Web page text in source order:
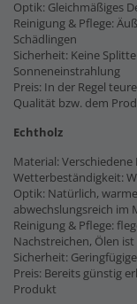
Optik: Gleichmäßiges
Reinigung & Pflege:
Schädlingen
Sicherheit: Keine
Sonneneinstrahlung
Preis: In der Regel
Qualität bzw. dem
Echtholz
Material: Verschiedene
Wetterbeständigkeit:
Optik: Natürlich,
abwechslungsreich im
Reinigung & Pflege:
Nachstreichen, Ölen
Sicherheit:
Preis: Bereits günstig
Produkt